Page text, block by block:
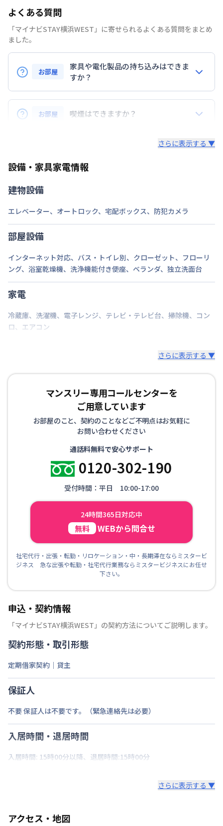
禁煙・喫煙
定員
2名
次回更新日
情報更新日より14日以内
よくある質問
「マイナビSTAY横浜WEST」に寄せられるよくある質問をまとめ
ました。
お部屋
家具や電化製品の持ち込みはできま
すか？
お持ち込みいただけます。
ただし、標準設備として部屋に備え付けの家具・家電
以外の扱いについては当社では責任を負いかねます。
また、お持ち込みいただいた家具や家電はご退去時に
お部屋 喫煙はできますか？
さらに表示する ▼
設備・家具家電情報
建物設備
エレベーター、 オートロック、 宅配ボックス、 防犯カメラ
部屋設備
インターネット対応、 バス・トイレ別、 クローゼット、 フローリ
ング、 浴室乾燥機、 洗浄機能付き便座、 ベランダ、 独立洗面台
家電
冷蔵庫、 洗濯機、 電子レンジ、 テレビ・テレビ台、 掃除機、 コン
ロ、 エアコン
さらに表示する ▼
マンスリー専用コールセンターを
ご用意しています
お部屋のこと、契約のことなどご不明点はお気軽に
お問い合わせください
通話料無料で安心サポート
0120-302-190
受付時間：平日 10:00-17:00
24時間365日対応中
無料 WEBから問合せ
社宅代行・出張・転勤・リロケーション・中・長期滞在ならミスタービ
ジネス 急な出張や転勤・社宅代行業務ならミスタービジネスにお任せ
下さい。
申込・契約情報
「マイナビSTAY横浜WEST 」の契約方法についてご説明します。
契約形態・取引形態
定期借家契約｜貸主
保証人
不要 保証人は不要です。（緊急連絡先は必要）
入居時間・退居時間
入居時間: 15時00分以降、退居時間:15時00分
さらに表示する ▼
アクセス・地図